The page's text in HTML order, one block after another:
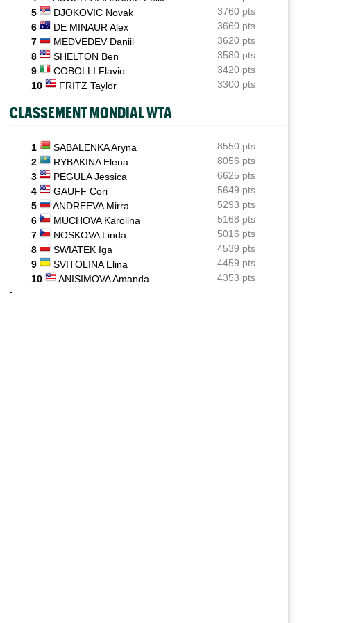
ATP - Cincinnati
Comme Carlos Alcaraz, Holger Rune a renoncé à
Cincinnati
07/08
WTA - Toronto
Rybakina, Andreeva, Osaka, Gauff... horaires et
WTA - Toronto
Jelena Ostapenko dénonce les messages d'insultes et
de menaces
5
DJOKOVIC Novak
3760 pts
6
DE MINAUR Alex
3660 pts
7
MEDVEDEV Daniil
3620 pts
8
SHELTON Ben
3580 pts
9
COBOLLI Flavio
3420 pts
10
FRITZ Taylor 3300 pts
CLASSEMENT MONDIAL WTA
1 SABALENKA Aryna
8550 pts
2
RYBAKINA Elena
8056 pts
3
PEGULA Jessica
6625 pts
4
GAUFF Cori
5649 pts
5
ANDREEVA Mirra
5293 pts
6
MUCHOVA Karolina
5168 pts
7
NOSKOVA Linda
5016 pts
8
SWIATEK Iga
4539 pts
9
SVITOLINA Elina
4459 pts
10
ANISIMOVA Amanda 4353 pts
-